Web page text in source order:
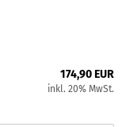
174,90 EUR
inkl. 20% MwSt.